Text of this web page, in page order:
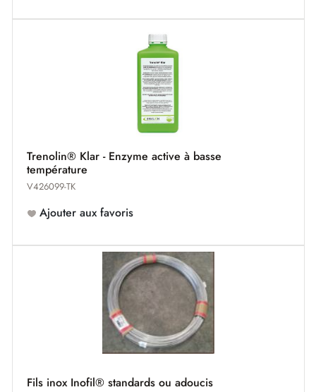
Trenolin® Klar - Enzyme active à basse
température
V426099-TK
Ajouter aux favoris
Fils inox Inofil® standards ou adoucis